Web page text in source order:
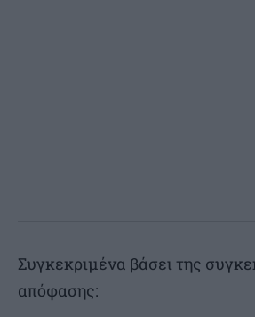
Συγκεκριμένα βάσει της
απόφασης: